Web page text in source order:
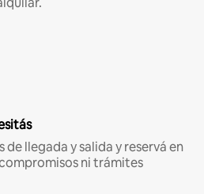
de llegada y salida y reservá en
ni trámites